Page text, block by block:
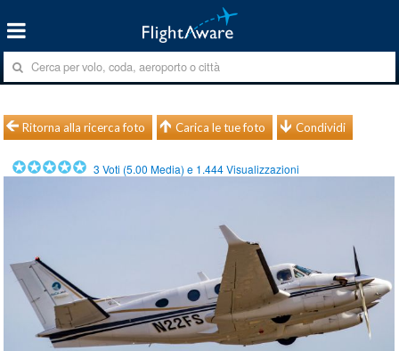
Ritorna alla ricerca foto Carica le tue foto Condividi
3 Voti (5.00 Media) e 1.444Visualizzazioni